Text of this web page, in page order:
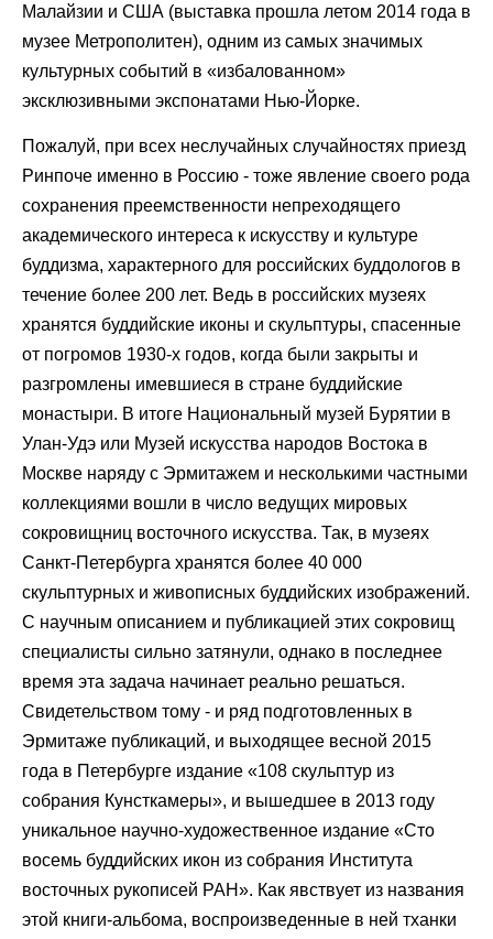
Малайзии и США (выставка прошла летом 2014 года в
музее Метрополитен), одним из самых значимых
культурных событий в «избалованном»
эксклюзивными экспонатами Нью-Йорке.
Пожалуй, при всех неслучайных случайностях приезд
Ринпоче именно в Россию - тоже явление своего рода
сохранения преемственности непреходящего
академического интереса к искусству и культуре
буддизма, характерного для российских буддологов в
течение более 200 лет. Ведь в российских музеях
хранятся буддийские иконы и скульптуры, спасенные
от погромов 1930-х годов, когда были закрыты и
разгромлены имевшиеся в стране буддийские
монастыри. В итоге Национальный музей Бурятии в
Улан-Удэ или Музей искусства народов Востока в
Москве наряду с Эрмитажем и несколькими частными
коллекциями вошли в число ведущих мировых
сокровищниц восточного искусства. Так, в музеях
Санкт-Петербурга хранятся более 40 000
скульптурных и живописных буддийских изображений.
С научным описанием и публикацией этих сокровищ
специалисты сильно затянули, однако в последнее
время эта задача начинает реально решаться.
Свидетельством тому - и ряд подготовленных в
Эрмитаже публикаций, и выходящее весной 2015
года в Петербурге издание «108 скульптур из
собрания Кунсткамеры», и вышедшее в 2013 году
уникальное научно-художественное издание «Сто
восемь буддийских икон из собрания Института
восточных рукописей РАН». Как явствует из названия
этой книги-альбома, воспроизведенные в ней тханки